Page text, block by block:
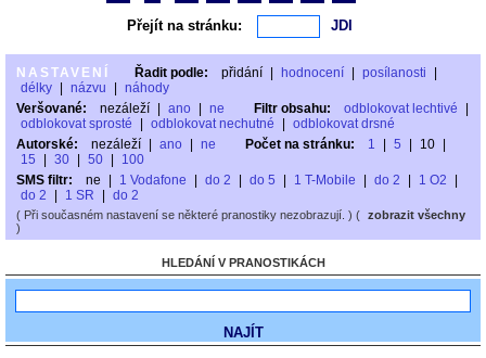
Přejít na stránku:
NASTAVENÍ Řadit podle: přidání hodnocení posílanosti
délky
názvu
náhody
Veršované:
nezáleží ano ne Filtr obsahu: odblokovat lechtivé
odblokovat sprosté
odblokovat nechutné
odblokovat drsné
Autorské:
nezáleží ano ne Počet na stránku: 1 5 10
15
30 50
100
SMS filtr:
ne 1 Vodafone do 2 do 5 1 T-Mobile do 2 1 O2
do 2
1 SR do 2
( Při současném nastavení se některé pranostiky nezobrazují. ) ( zobrazit všechny
)
HLEDÁNÍ V PRANOSTIKÁCH